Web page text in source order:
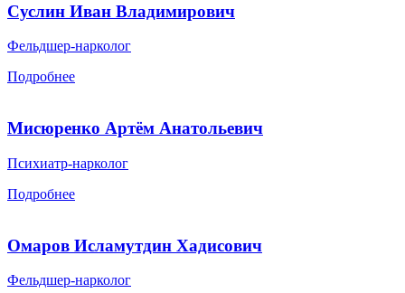
Суслин Иван Владимирович
Фельдшер-нарколог
Подробнее
Мисюренко Артём Анатольевич
Психиатр-нарколог
Подробнее
Омаров Исламутдин Хадисович
Фельдшер-нарколог